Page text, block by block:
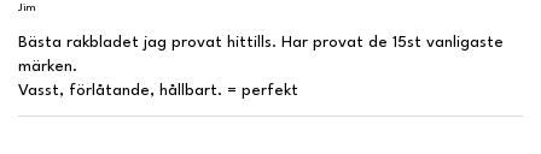
Jim
Bästa rakbladet jag provat hittills. Har provat de 15st vanligaste
märken.
Vasst, förlåtande, hållbart. = perfekt